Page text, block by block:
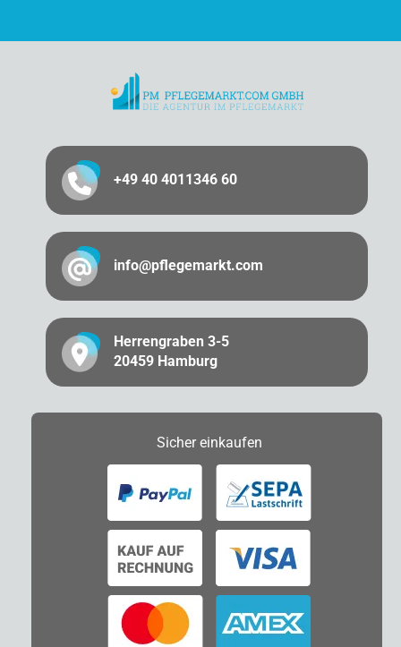
+49 40 4011346 60
info@pflegemarkt.com
Herrengraben 3-5
20459 Hamburg
Sichereinkaufen